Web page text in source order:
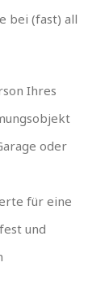
bei (fast) all
Ihres
oder
für eine
und